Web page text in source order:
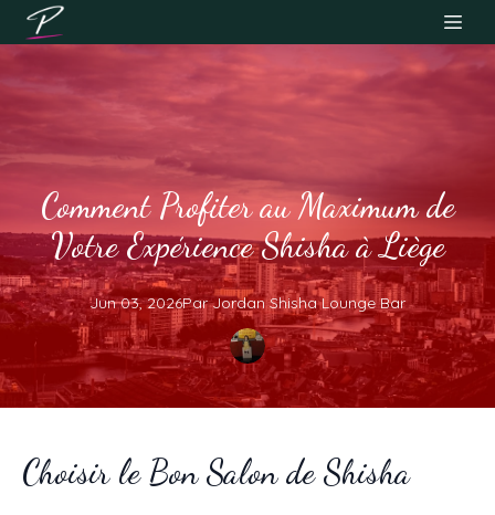
Comment Profiter au Maximum de
Votre Expérience Shisha à Liège
Jun 03, 2026Par Jordan Shisha Lounge Bar
Choisir le Bon Salon de Shisha